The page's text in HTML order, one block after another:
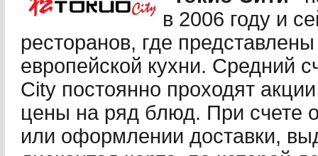
в 2006 году и
ресторанов, где
европейской кухни. Cредний
City постоянно проходят
цены на ряд блюд. При счете
или оформлении доставки,